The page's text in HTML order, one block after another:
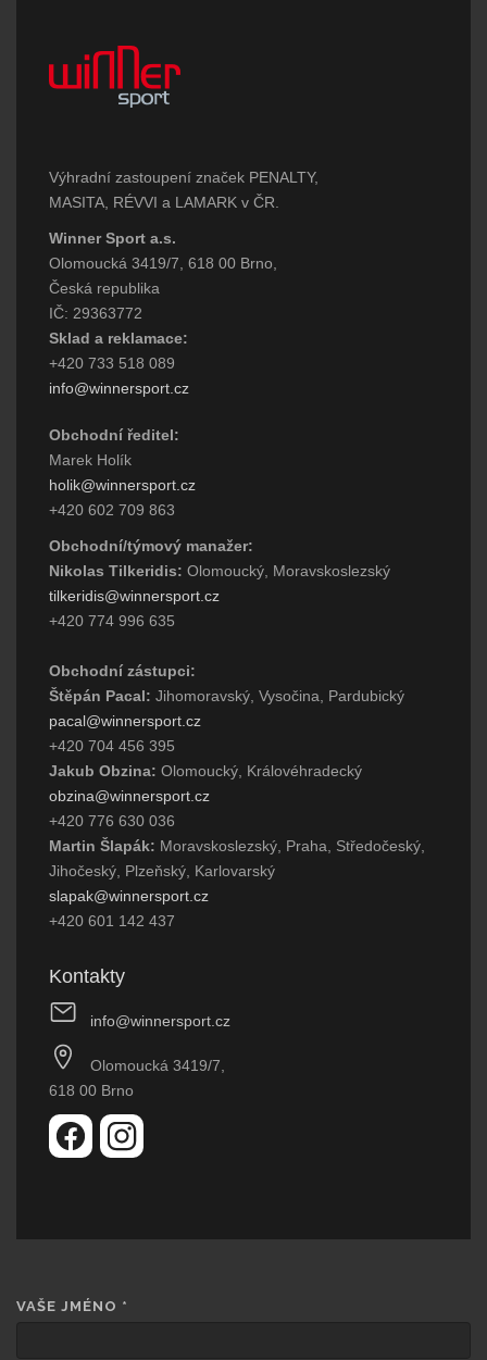
Výhradní zastoupení značek PENALTY,
MASITA, RÉVVI a LAMARK v ČR.
Winner Sport a.s.
Olomoucká 3419/7, 618 00 Brno,
Česká republika
IČ: 29363772
Sklad a reklamace:
+420 733 518 089
info@winnersport.cz
Obchodní ředitel:
Marek Holík
holik@winnersport.cz
+420 602 709 863
Obchodní/týmový manažer:
Nikolas Tilkeridis: Olomoucký, Moravskoslezský
tilkeridis@winnersport.cz
+420 774 996 635
Obchodní zástupci:
Štěpán Pacal: Jihomoravský, Vysočina, Pardubický
pacal@winnersport.cz
+420 704 456 395
Jakub Obzina: Olomoucký, Královéhradecký
obzina@winnersport.cz
+420 776 630 036
Martin Šlapák: Moravskoslezský, Praha, Středočeský,
Jihočeský, Plzeňský, Karlovarský
slapak@winnersport.cz
+420 601 142 437
Kontakty
info@winnersport.cz
Olomoucká 3419/7,
618 00 Brno
VAŠE JMÉNO *